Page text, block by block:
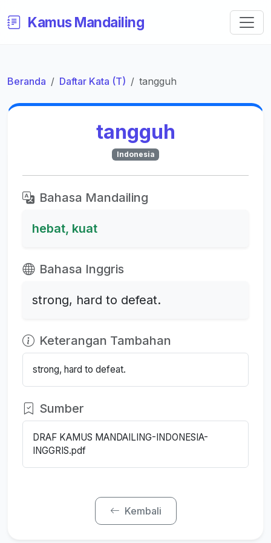
Kamus Mandailing
Beranda Daftar Kata (T) tangguh
tangguh
Indonesia
Bahasa Mandailing
hebat, kuat
Bahasa Inggris
strong, hard to defeat.
Keterangan Tambahan
strong, hard to defeat.
Sumber
DRAF KAMUS MANDAILING-INDONESIA-
INGGRIS.pdf
Kembali